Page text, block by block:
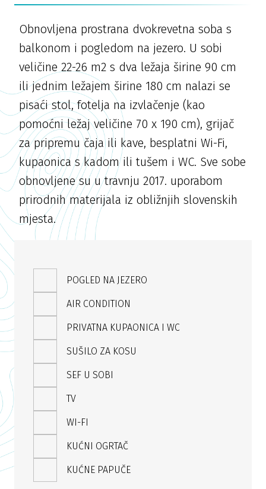
Obnovljena prostrana dvokrevetna soba s
balkonom i pogledom na jezero. U sobi
veličine 22-26 m2 s dva ležaja širine 90 cm
ili jednim ležajem širine 180 cm nalazi se
pisaći stol, fotelja na izvlačenje (kao
pomoćni ležaj veličine 70 x 190 cm), grijač
za pripremu čaja ili kave, besplatni Wi-Fi,
kupaonica s kadom ili tušem i WC. Sve sobe
obnovljene su u travnju 2017. uporabom
prirodnih materijala iz obližnjih slovenskih
mjesta.
POGLED NA JEZERO
AIR CONDITION
PRIVATNA KUPAONICA I WC
SUŠILO ZA KOSU
SEF U SOBI
TV
WI-FI
KUĆNI OGRTAČ
KUĆNE PAPUČE